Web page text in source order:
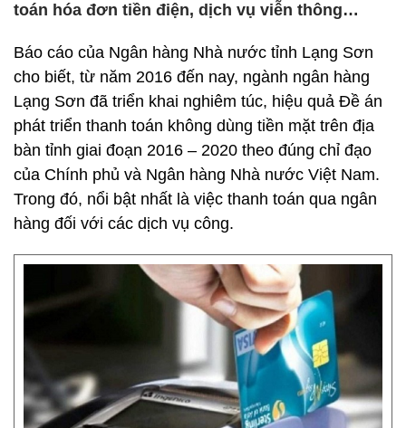
toán hóa đơn tiền điện, dịch vụ viễn thông…
Báo cáo của Ngân hàng Nhà nước tỉnh Lạng Sơn
cho biết, từ năm 2016 đến nay, ngành ngân hàng
Lạng Sơn đã triển khai nghiêm túc, hiệu quả Đề án
phát triển thanh toán không dùng tiền mặt trên địa
bàn tỉnh giai đoạn 2016 – 2020 theo đúng chỉ đạo
của Chính phủ và Ngân hàng Nhà nước Việt Nam.
Trong đó, nổi bật nhất là việc thanh toán qua ngân
hàng đối với các dịch vụ công.